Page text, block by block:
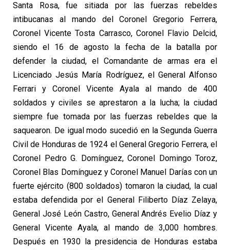
Santa Rosa, fue sitiada por las fuerzas rebeldes
intibucanas al mando del Coronel Gregorio Ferrera,
Coronel Vicente Tosta Carrasco, Coronel Flavio Delcid,
siendo el 16 de agosto la fecha de la batalla por
defender la ciudad, el Comandante de armas era el
Licenciado Jesús María Rodríguez, el General Alfonso
Ferrari y Coronel Vicente Ayala al mando de 400
soldados y civiles se aprestaron a la lucha; la ciudad
siempre fue tomada por las fuerzas rebeldes que la
saquearon. De igual modo sucedió en la Segunda Guerra
Civil de Honduras de 1924 el General Gregorio Ferrera, el
Coronel Pedro G. Domínguez, Coronel Domingo Toroz,
Coronel Blas Domínguez y Coronel Manuel Darías con un
fuerte ejército (800 soldados) tomaron la ciudad, la cual
estaba defendida por el General Filiberto Díaz Zelaya,
General José León Castro, General Andrés Evelio Díaz y
General Vicente Ayala, al mando de 3,000 hombres.
Después en 1930 la presidencia de Honduras estaba